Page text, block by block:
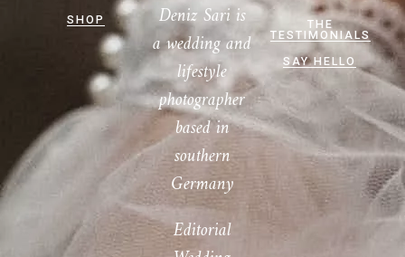
SHOP
Deniz Sari is
a wedding and
lifestyle
photographer
based in
southern
Germany
Editorial
THE
TESTIMONIALS
SAY HELLO